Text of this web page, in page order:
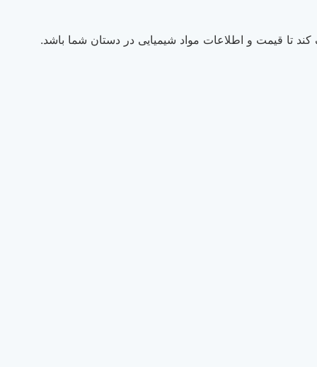
تا قیمت و اطلاعات مواد شیمیایی در دستان شما باشد.